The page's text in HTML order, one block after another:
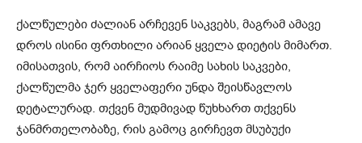
ქალწულები ძალიან არჩევენ საკვებს, მაგრამ ამავე
დროს ისინი ფრთხილი არიან ყველა დიეტის მიმართ.
იმისათვის, რომ აირჩიოს რაიმე სახის საკვები,
ქალწულმა ჯერ ყველაფერი უნდა შეისწავლოს
დეტალურად. თქვენ მუდმივად წუხხართ თქვენს
ჯანმრთელობაზე, რის გამოც გირჩევთ მსუბუქი